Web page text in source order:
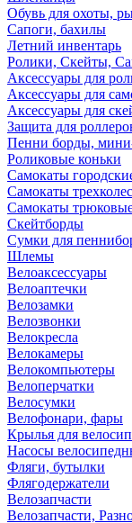
Обувь для охоты,
Сапоги, бахилы
Летний инвентарь
Ролики, Скейты,
Аксессуары для
Аксессуары для
Аксессуары для
Защита для
Пенни борды,
Роликовые коньки
Самокаты
Самокаты
Самокаты
Скейтборды
Сумки для
Шлемы
Велоаксессуары
Велоаптечки
Велозамки
Велозвонки
Велокресла
Велокамеры
Велокомпьютеры
Велоперчатки
Велосумки
Велофонари, фары
Крылья для
Насосы
Фляги, бутылки
Флягодержатели
Велозапчасти
Велозапчасти,